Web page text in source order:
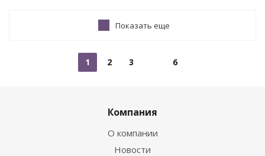
Показать еще
1 2 3 6
Компания
О компании
Новости